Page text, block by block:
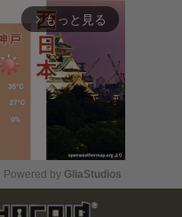
arrow_forward_ios もっと見る
Mute
Powered by GliaStudios